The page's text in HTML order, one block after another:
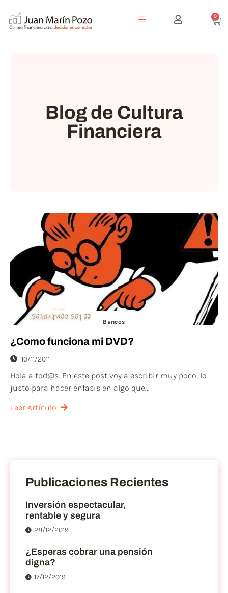
0
Blog de Cultura
Financiera
Bancos
¿Como funciona mi DVD?
10/11/2011
Hola a tod@s. En este post voy a escribir muy poco, lo
justo para hacer énfasis en algo que...
Leer Artículo
Publicaciones Recientes
Inversión espectacular,
rentable y segura
28/12/2019
¿Esperas cobrar una pensión
digna?
17/12/2019